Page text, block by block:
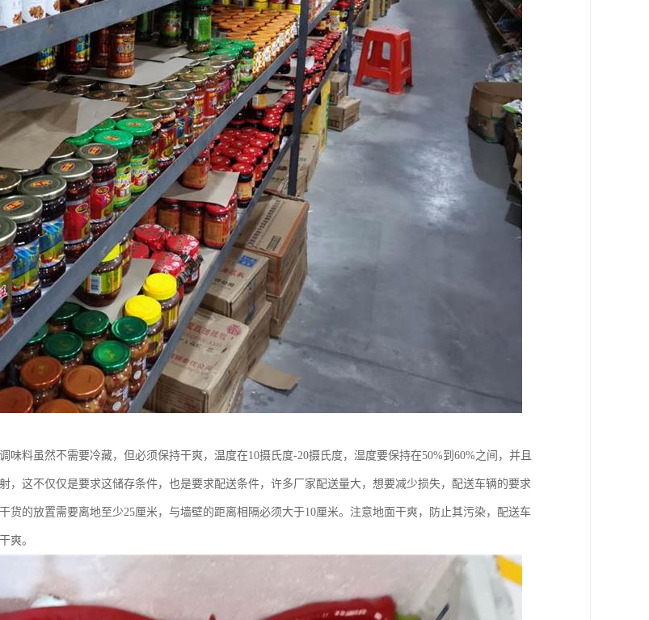
味料虽然不需要冷藏，但必须保持干爽，温度在10摄氏度-20摄氏度，湿度要保持在50%到60%之间，并且
，这不仅仅是要求这储存条件，也是要求配送条件，许多厂家配送量大，想要减少损失，配送车辆的要求
货的放置需要离地至少25厘米，与墙壁的距离相隔必须大于10厘米。注意地面干爽，防止其污染，配送车
爽。